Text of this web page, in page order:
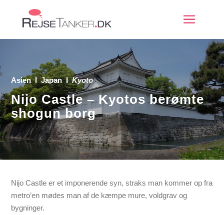
AsienΙJapanΙKyoto
Nijo Castle – Kyotos berømte
shogun borg
Nijo Castle er et imponerende syn, straks man kommer op fra
metro’en mødes man af de kæmpe mure, voldgrav og
bygninger.